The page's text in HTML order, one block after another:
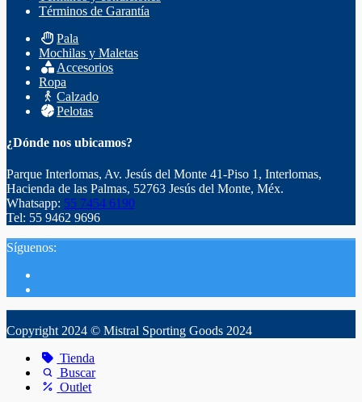
Términos de Garantía
Pala
Mochilas y Maletas
Accesorios
Ropa
Calzado
Pelotas
¿Dónde nos ubicamos?
Parque Interlomas, Av. Jesús del Monte 41-Piso 1, Interlomas,
Hacienda de las Palmas, 52763 Jesús del Monte, Méx.
Whatsapp: 55 7454 6190
Tel: 55 9462 9696
Síguenos:
Copyright 2024 © Mistral Sporting Goods 2024
Tienda
Buscar
Outlet